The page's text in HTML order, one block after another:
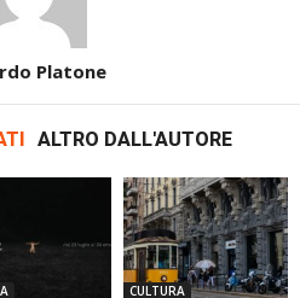
Platone
ALTRO DALL'AUTORE
CULTURA